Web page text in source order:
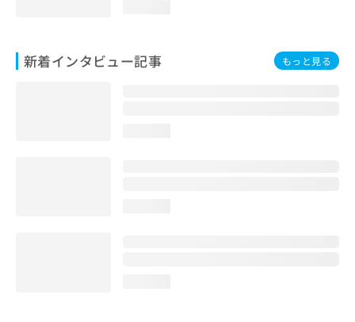
新着インタビュー記事 もっと見る